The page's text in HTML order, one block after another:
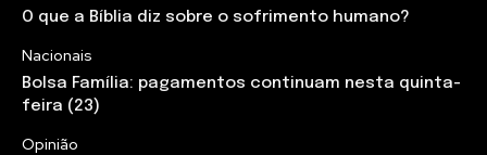
O que a Bíblia diz sobre o sofrimento humano?
Nacionais
Bolsa Família: pagamentos continuam nesta quinta-
feira (23)
Opinião